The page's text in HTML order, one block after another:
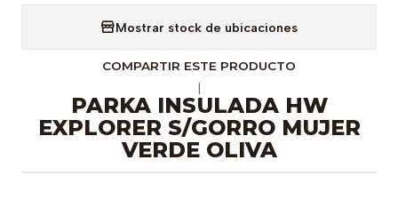
Mostrar stock de ubicaciones
COMPARTIR ESTE PRODUCTO
PARKA INSULADA HW
EXPLORER S/GORRO MUJER
VERDE OLIVA